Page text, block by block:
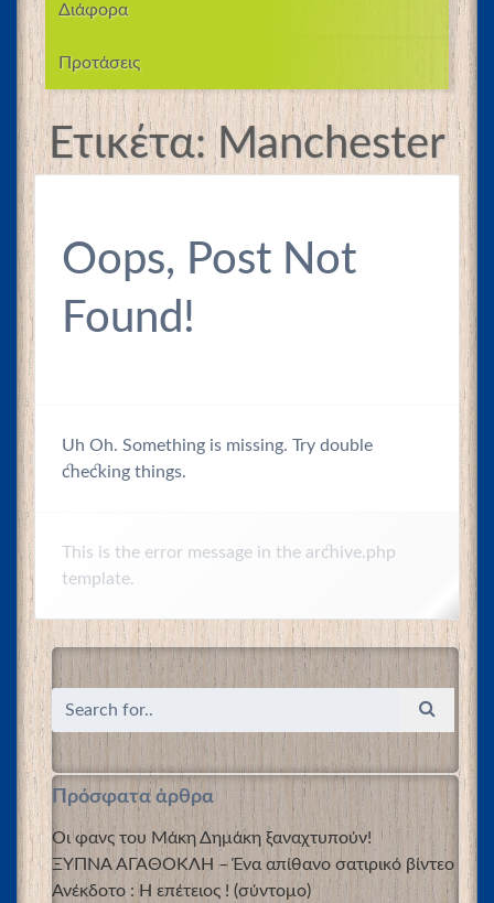
Διάφορα
Προτάσεις
Ετικέτα: Manchester
Oops, Post Not
Found!
Uh Oh. Something is missing. Try double
checking things.
This is the error message in the archive.php
template.
Πρόσφατα άρθρα
Οι φανς του Μάκη Δημάκη ξαναχτυπούν!
ΞΥΠΝΑ ΑΓΑΘΟΚΛΗ – Ένα απίθανο σατιρικό βίντεο
Ανέκδοτο : Η επέτειος ! (σύντομο)